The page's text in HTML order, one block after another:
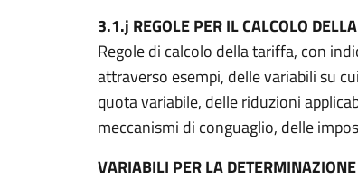
3.1.j REGOLE PER IL CALCOLO
Regole di calcolo della tariffa, con
attraverso esempi, delle variabili su
quota variabile, delle riduzioni
meccanismi di conguaglio, delle
VARIABILI PER LA